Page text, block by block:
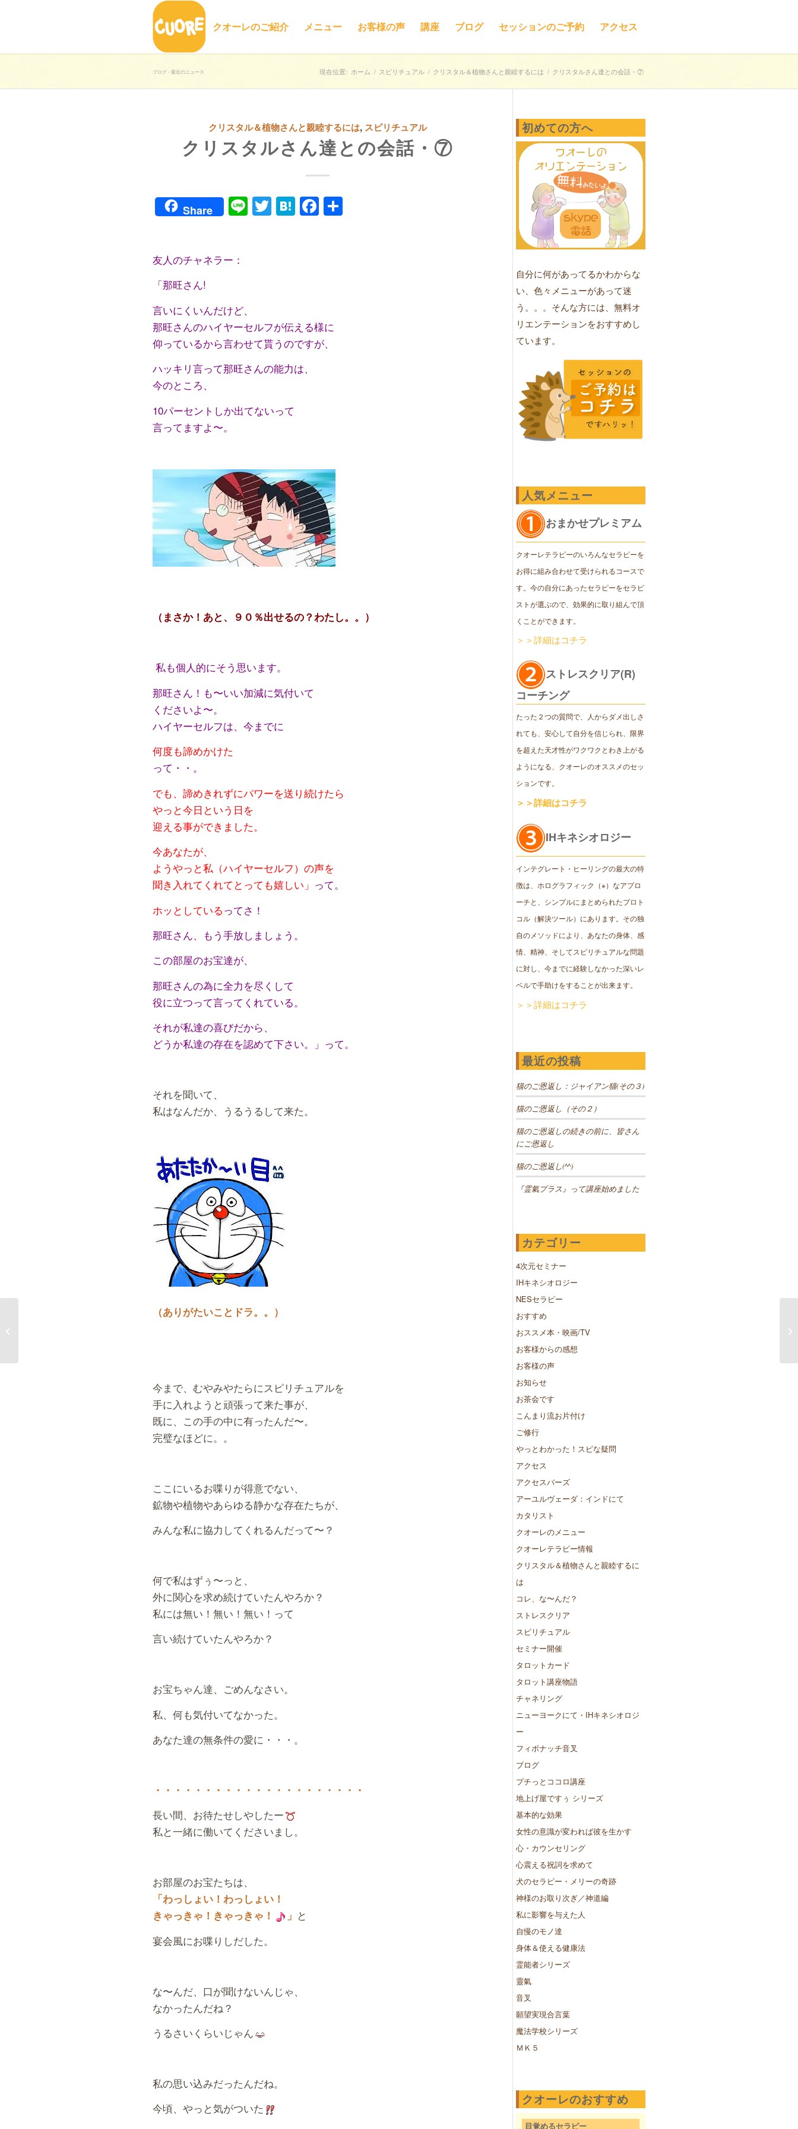
クオーレのご紹介 メニュー お客様の声 講座 ブログ セッションのご予約 アクセス
ブログ - 最近のニュース 現在位置: ホーム / スピリチュアル / クリスタル＆植物さんと親睦するには / クリスタルさん達との会話・⑦
クリスタル＆植物さんと親睦するには, スピリチュアル
クリスタルさん達との会話・⑦
Share LineTwitter
HatenaFacebook
友人のチャネラー：
「那旺さん!
言いにくいんだけど、
那旺さんのハイヤーセルフが伝える様に
仰っているから言わせて貰うのですが、
ハッキリ言って那旺さんの能力は、
今のところ、
10パーセントしか出てないって
言ってますよ〜。
（まさか！あと、９０％出せるの？わたし。。）
私も個人的にそう思います。
那旺さん！も〜いい加減に気付いて
くださいよ〜。
ハイヤーセルフは、今までに
何度も諦めかけた
って・・。
でも、諦めきれずにパワーを送り続けたら
やっと今日という日を
迎える事ができました。
今あなたが、
ようやっと私（ハイヤーセルフ）の声を
聞き入れてくれてとっても嬉しい」 って。
ホッとしているってさ！
那旺さん、もう手放しましょう。
この部屋のお宝達が、
那旺さんの為に全力を尽くして
役に立つって言ってくれている。
それが私達の喜びだから、
どうか私達の存在を認めて下さい。」って。
それを聞いて、
私はなんだか、うるうるして来た。
（ありがたいことドラ。。）
今まで、むやみやたらにスピリチュアルを
手に入れようと頑張って来た事が、
既に、この手の中に有ったんだ〜。
完璧なほどに。。
ここにいるお喋りが得意でない、
鉱物や植物やあらゆる静かな存在たちが、
みんな私に協力してくれるんだって〜？
何で私はずぅ〜っと、
外に関心を求め続けていたんやろか？
私には無い！無い！無い！って
言い続けていたんやろか？
お宝ちゃん達、ごめんなさい。
私、何も気付いてなかった。
あなた達の無条件の愛に・・・。
・・・・・・・・・・・・・・・・・・・・・
長い間、お待たせしやしたー
私と一緒に働いてくださいまし。
お部屋のお宝たちは、
「わっしょい！わっしょい！
きゃっきゃ！きゃっきゃ！
」 と
宴会風にお喋りしだした。
な〜んだ、口が聞けないんじゃ、
なかったんだね？
うるさいくらいじゃん
私の思い込みだったんだね。
今頃、やっと気がついた
初めての方へ
自分に何があってるかわからな
い、色々メニューがあって迷
う。。。そんな方には、無料オ
リエンテーションをおすすめし
ています。
人気メニュー
おまかせプレミアム
クオーレテラピーのいろんなセラピーを
お得に組み合わせて受けられるコースで
す。今の自分にあったセラピーをセラピ
ストが選ぶので、効果的に取り組んで頂
くことができます。
＞＞詳細はコチラ
ストレスクリア(R)
コーチング
たった２つの質問で、人からダメ出しさ
れても、安心して自分を信じられ、限界
を超えた天才性がワクワクとわき上がる
ようになる、クオーレのオススメのセッ
ションです。
＞＞詳細はコチラ
IHキネシオロジー
インテグレート・ヒーリングの最大の特
徴は、ホログラフィック（※）なアプロ
ーチと、シンプルにまとめられたプロト
コル（解決ツール）にあります。その独
自のメソッドにより、あなたの身体、感
情、精神、そしてスピリチュアルな問題
に対し、今までに経験しなかった深いレ
ベルで手助けをすることが出来ます。
＞＞詳細はコチラ
最近の投稿
猫のご恩返し：ジャイアン猫(その３)
猫のご恩返し（その２）
猫のご恩返しの続きの前に、皆さん
にご恩返し
猫のご恩返し(^^)
『霊氣プラス』って講座始めました
カテゴリー
4次元セミナー
IHキネシオロジー
NESセラピー
おすすめ
おススメ本・映画/TV
お客様からの感想
お客様の声
お知らせ
お茶会です
こんまり流お片付け
ご修行
やっとわかった！スピな疑問
アクセス
アクセスバーズ
アーユルヴェーダ：インドにて
カタリスト
クオーレのメニュー
クオーレテラピー情報
クリスタル＆植物さんと親睦するに
は
コレ、な〜んだ？
ストレスクリア
スピリチュアル
セミナー開催
タロットカード
タロット講座物語
チャネリング
ニューヨークにて・IHキネシオロジ
ー
フィボナッチ音叉
ブログ
プチっとココロ講座
地上げ屋ですぅ シリーズ
基本的な効果
女性の意識が変われば彼を生かす
心・カウンセリング
心震える祝詞を求めて
犬のセラピー・メリーの奇跡
神様のお取り次ぎ／神道編
私に影響を与えた人
自慢のモノ達
身体＆使える健康法
霊能者シリーズ
靈氣
音叉
願望実現合言葉
魔法学校シリーズ
ＭＫ５
クオーレのおすすめ
目覚めるセラピー